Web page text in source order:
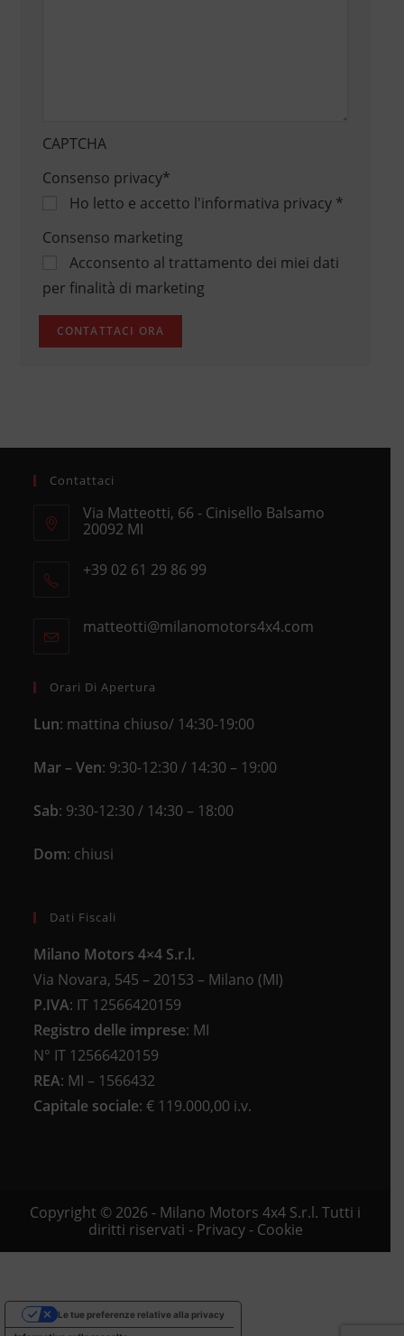
CAPTCHA
Consenso privacy*
Ho letto e accetto l'informativa privacy*
Consenso marketing
Acconsento al trattamento dei miei dati
per finalità di marketing
Contattaci
Via Matteotti, 66 - Cinisello Balsamo
20092 MI
in
+39 02 61 29 86 99
your
matteotti@milanomotors4x4.comOpens
Orari Di Apertura
Lun: mattina chiuso/ 14:30-19:00
Mar – Ven: 9:30-12:30 / 14:30 – 19:00
Sab: 9:30-12:30 / 14:30 – 18:00
Dom: chiusi
Dati Fiscali
Milano Motors 4×4 S.r.l.
Via Novara, 545 – 20153 – Milano (MI)
P.IVA: IT 12566420159
Registro delle imprese: MI
N° IT 12566420159
REA: MI – 1566432
Capitale sociale: € 119.000,00 i.v.
Copyright © 2026 - Milano Motors 4x4 S.r.l. Tutti i
diritti riservati - Privacy- Cookie
Le tue preferenze relative alla privacy